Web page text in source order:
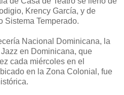
Krency García, y de
Sistema Temperado.
Nacional Dominicana, la
en Dominicana, que
cada miércoles en el
en la Zona Colonial, fue